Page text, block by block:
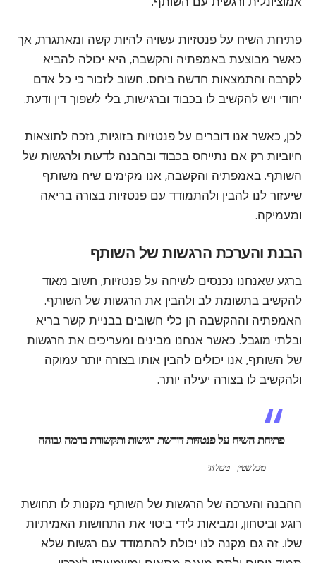
פתיחת השיח על פנטזיות עשויה להיות קשה ומאתגרת, אך
כאשר מבוצעת באמפתיה והקשבה, היא יכולה להביא
לקרבה והתמצאות חדשה ביחס. חשוב לזכור כי כל אדם
יחודי ויש להקשיב לו בכבוד וברגישות, בלי לשפוך דין ודעת.
לכן, כאשר אנו דוברים על פנטזיות בזוגיות, נזכה לתוצאות
חיוביות רק אם נתייחס בכבוד ובהבנה לדעות ולרגשות של
השותף. באמפתיה והקשבה, אנו מקימים שיח משותף
שיעזור לנו להבין ולהתמודד עם פנטזיות בצורה בריאה
ומעמיקה.
הבנת והערכת הרגשות של השותף
ברגע שאנחנו נכנסים לשיחה על פנטזיות, חשוב מאוד
להקשיב בתשומת לב ולהבין את הרגשות של השותף.
האמפתיה וההקשבה הן כלי חשובים בבניית קשר בריא
ובלתי מוגבל. כאשר אנחנו מבינים ומעריכים את הרגשות
של השותף, אנו יכולים להבין אותו בצורה יותר עמוקה
ולהקשיב לו בצורה יעילה יותר.
פתיחת השיח על פנטזיות דורשת רגישות ותקשורת ברמה גבוהה
מיכל שטיין – טיפול זוגי
ההבנה והערכה של הרגשות של השותף מקנות לו תחושת
רוגע וביטחון, ומביאות לידי ביטוי את התחושות האמיתיות
שלו. זה גם מקנה לנו יכולת להתמודד עם רגשות שלא